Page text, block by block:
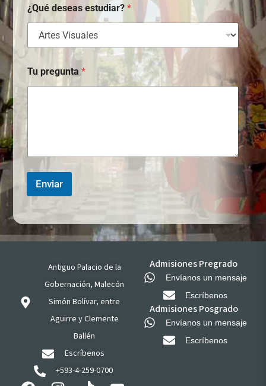
s
t
d
a
r
?
¿Qué deseas estudiar? *
Tu pregunta *
Enviar
Antiguo Palacio de la
Gobernación, Malecón
Simón Bolívar, entre
Aguirre y Clemente
Ballén
Escríbenos
+593-4-259-0700
Admisiones Pregrado
Envíanos un mensaje
Escríbenos
Admisiones Posgrado
Envíanos un mensaje
Escríbenos